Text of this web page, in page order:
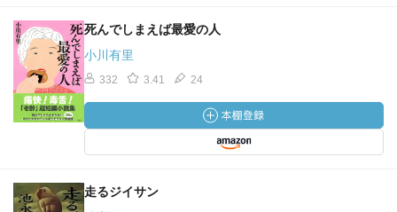
死んでしまえば最愛の人
小川有里
332 3.41 24
走るジイサン